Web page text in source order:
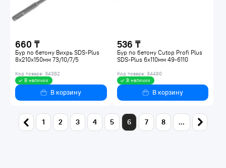
660 ₸
Бур по бетону Вихрь SDS-Plus
8х210х150мм 73/10/7/5
Код товара: 34382
В наличии
В корзину
536 ₸
Бур по бетону Cutop Profi Plus
SDS-Plus 6х110мм 49-6110
Код товара: 34480
В наличии
В корзину
1 2 3 4 5 6 7 8 ...